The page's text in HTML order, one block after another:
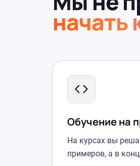
начать
Обучение на
На курсах вы
примеров, а в